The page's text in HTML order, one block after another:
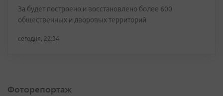
За будет построено и восстановлено более 600
общественных и дворовых территорий
сегодня, 22:34
Фоторепортаж